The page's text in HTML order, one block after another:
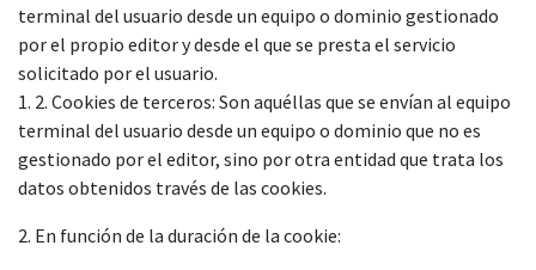
terminal del usuario desde un equipo o dominio gestionado
por el propio editor y desde el que se presta el servicio
solicitado por el usuario.
1. 2. Cookies de terceros: Son aquéllas que se envían al equipo
terminal del usuario desde un equipo o dominio que no es
gestionado por el editor, sino por otra entidad que trata los
datos obtenidos través de las cookies.
2. En función de la duración de la cookie: